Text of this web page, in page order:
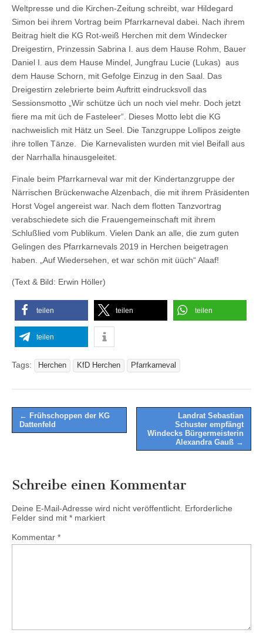
Weltpresse und die Kirchen-Zeitung schreibt, war Hildegard
Simon bei ihrem Vortrag beim Pfarrkarneval dabei. Nach ihrem
Beitrag hielt die KG Rot-weiß Herchen mit dem Windecker
Dreigestirn, Prinzessin Sabrina I. aus dem Hause Rohm, Bauer
Daniel I. aus dem Hause Mindel, Jungfrau Lucie (Lukas) aus
dem Hause Schorn, mit Gefolge Einzug in den Saal. Das
Dreigestirn zelebrierte beim Auftritt eindrucksvoll das
Sessionsmotto „Wir schütze üch un noch viel mehr. Doch jetzt
fiere ma mit üch de Fasteleer“. Dieses Motto lebt die KG
nachweislich mit Hätz un Seel. Die Tanzgruppe Lollipos zeigte
ihre tollen Tänze. Die Karnevalisten wurden mit viel Beifall aus
der Narrhalla hinausgeleitet.
Finale beim Pfarrkarneval war mit der Kindertanzgruppe der
Närrischen Brückenwache Alzenbach, die mit ihrem Präsidenten
Horst Vogel angereist war. Nach dem flotten Tanzvortrag
verabschiedete sich die Frauengemeinschaft mit ihrem
Schlußlied vom Publikum. Vielen Dank an alle, die zum guten
Gelingen des Pfarrkarnevals 2019 in Herchen beigetragen
haben. „Auf Wiedersehen, et war schön mit üüch“ Alaaf!
(Text & Bild: Erwin Höller)
teilen teilen teilen
teilen
Tags: Herchen KfD Herchen Pfarrkarneval
Post
navigation
← Frühschoppen der KG
Dattenfeld
Landrat Sebastian
Schuster empfängt
Windecks Bürgermeisterin
Alexandra Gauß →
Schreibe einen Kommentar
Deine E-Mail-Adresse wird nicht veröffentlicht. Erforderliche
Felder sind mit * markiert
Kommentar *